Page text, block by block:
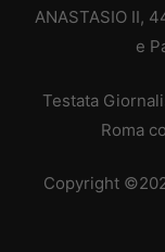
ANASTASIO II,
e
Testata
Roma
Copyright